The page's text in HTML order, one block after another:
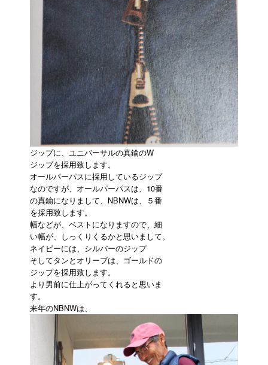
ジップに、ユニバーサルの真鍮のW
ジップを採用致します。
オールパーパスに採用しているジップ
なのですが、オールパーパスは、10番
の真鍮になりまして、NBNWは、５番
を採用致します。
幅などが、ベストになりますので、細
い幅が、しっくりくるかと思いまして。
ネイビーには、シルバーのジップ
そしてタンとオリーブは、ゴールドの
ジップを採用致します。
より男前に仕上がってくれると思いま
す。
来年のNBNWは、